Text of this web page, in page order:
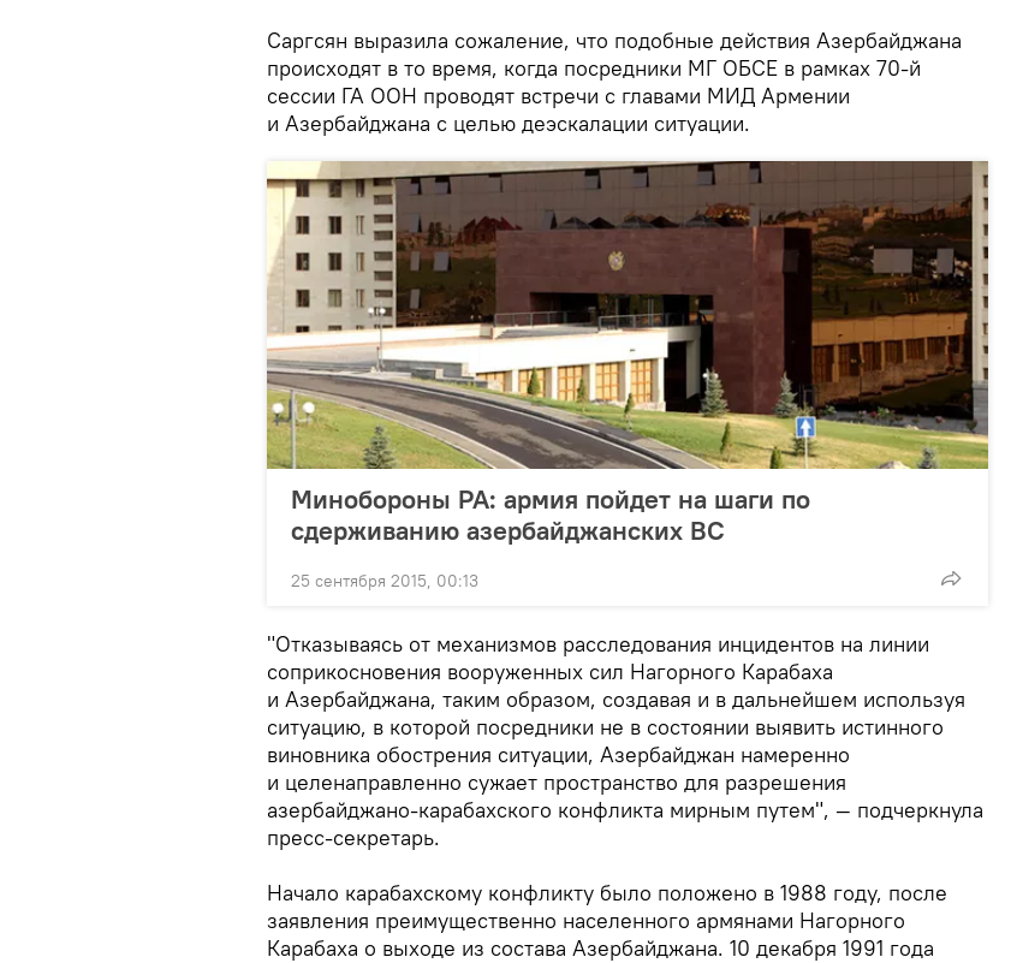
Саргсян выразила сожаление, что подобные действия Азербайджана
происходят в то время, когда посредники МГ ОБСЕ в рамках 70-й
сессии ГА ООН проводят встречи с главами МИД Армении
и Азербайджана с целью деэскалации ситуации.
Минобороны РА: армия пойдет на шаги по
сдерживанию азербайджанских ВС
25 сентября 2015, 00:13
"Отказываясь от механизмов расследования инцидентов на линии
соприкосновения вооруженных сил Нагорного Карабаха
и Азербайджана, таким образом, создавая и в дальнейшем используя
ситуацию, в которой посредники не в состоянии выявить истинного
виновника обострения ситуации, Азербайджан намеренно
и целенаправленно сужает пространство для разрешения
азербайджано-карабахского конфликта мирным путем", — подчеркнула
пресс-секретарь.
Начало карабахскому конфликту было положено в 1988 году, после
заявления преимущественно населенного армянами Нагорного
Карабаха о выходе из состава Азербайджана. 10 декабря 1991 года